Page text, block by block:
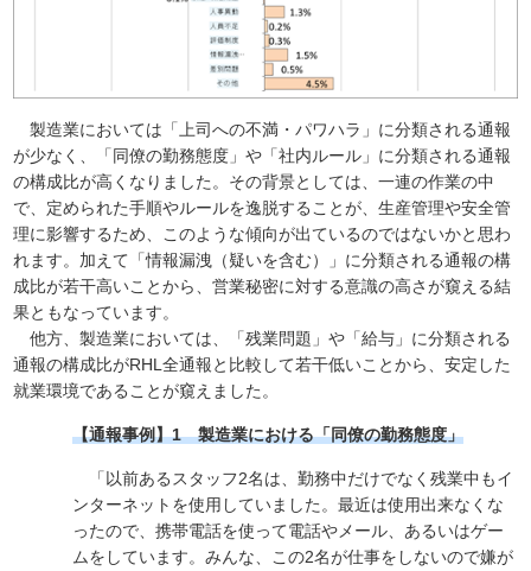
製造業においては「上司への不満・パワハラ」に分類される通報
が少なく、「同僚の勤務態度」や「社内ルール」に分類される通報
の構成比が高くなりました。その背景としては、一連の作業の中
で、定められた手順やルールを逸脱することが、生産管理や安全管
理に影響するため、このような傾向が出ているのではないかと思わ
れます。加えて「情報漏洩（疑いを含む）」に分類される通報の構
成比が若干高いことから、営業秘密に対する意識の高さが窺える結
果ともなっています。
他方、製造業においては、「残業問題」や「給与」に分類される
通報の構成比がRHL全通報と比較して若干低いことから、安定した
就業環境であることが窺えました。
【通報事例】1 製造業における「同僚の勤務態度」
「以前あるスタッフ2名は、勤務中だけでなく残業中もイ
ンターネットを使用していました。最近は使用出来なくな
ったので、携帯電話を使って電話やメール、あるいはゲー
ムをしています。みんな、この2名が仕事をしないので嫌が